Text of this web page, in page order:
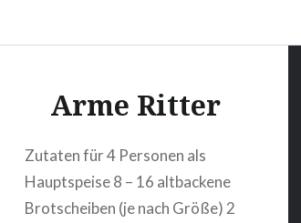
Arme Ritter
Zutaten für 4 Personen als
Hauptspeise 8 – 16 altbackene
Brotscheiben (je nach Größe) 2